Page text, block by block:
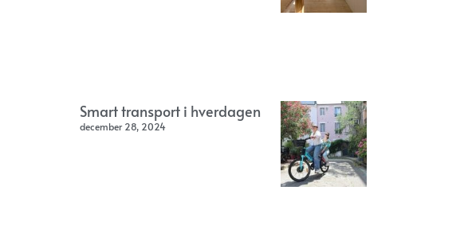
Smart transport i hverdagen
december 28, 2024